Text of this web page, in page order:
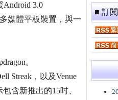
Android 3.0
媒體平板裝置，與一
。
Streak，以及Venue
含新推出的15吋、
■ 訂